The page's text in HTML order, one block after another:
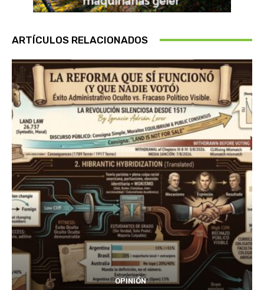
ARTÍCULOS RELACIONADOS
OPINIÓN